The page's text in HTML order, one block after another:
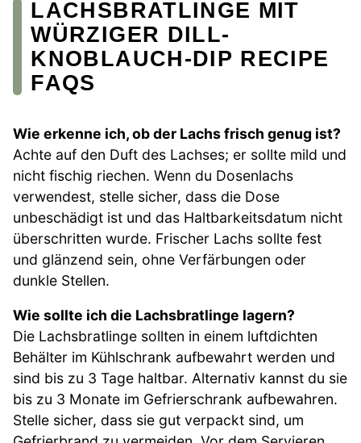
LACHSBRATLINGE MIT
WÜRZIGER DILL-
KNOBLAUCH-DIP RECIPE
FAQS
Wie erkenne ich, ob der Lachs frisch genug ist?
Achte auf den Duft des Lachses; er sollte mild und
nicht fischig riechen. Wenn du Dosenlachs
verwendest, stelle sicher, dass die Dose
unbeschädigt ist und das Haltbarkeitsdatum nicht
überschritten wurde. Frischer Lachs sollte fest
und glänzend sein, ohne Verfärbungen oder
dunkle Stellen.
Wie sollte ich die Lachsbratlinge lagern?
Die Lachsbratlinge sollten in einem luftdichten
Behälter im Kühlschrank aufbewahrt werden und
sind bis zu 3 Tage haltbar. Alternativ kannst du sie
bis zu 3 Monate im Gefrierschrank aufbewahren.
Stelle sicher, dass sie gut verpackt sind, um